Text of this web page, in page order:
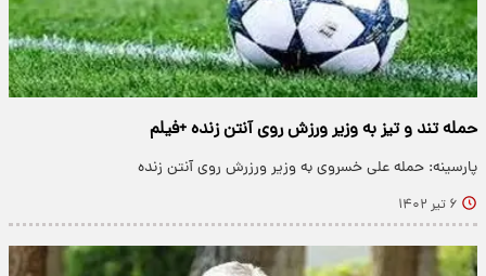
حمله تند و تیز به وزیر ورزش روی آنتن زنده +فیلم
پارسینه: حمله علی خسروی به وزیر ورزرش روی آنتن زنده
۶ تیر ۱۴۰۲